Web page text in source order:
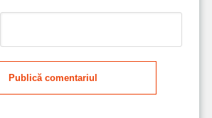
Publică comentariul